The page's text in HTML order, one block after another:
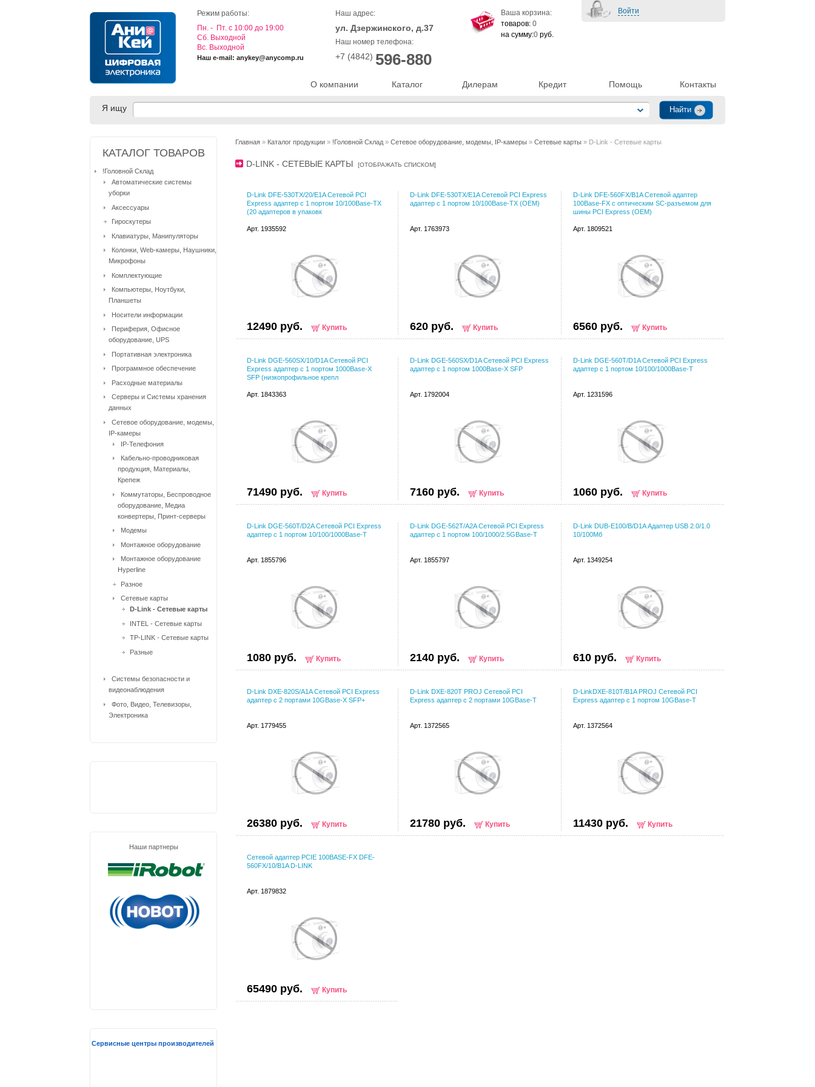
О компании Каталог Дилерам Кредит Помощь Контакты
Режим работы:
Пн. - Пт. с 10:00 до 19:00
Cб. Выходной
Вс. Выходной
Наш e-mail: anykey@anycomp.ru
Наш адрес:
ул. Дзержинского, д.37
Наш номер телефона:
+7 (4842) 596-880
Войти
Ваша корзина:
товаров: 0
на сумму:0 руб.
Я ищу
Главная » Каталог продукции » !Головной Склад » Сетевое оборудование, модемы, IP-камеры » Сетевые карты » D-Link - Сетевые карты
D-LINK - СЕТЕВЫЕ КАРТЫ [ОТОБРАЖАТЬ СПИСКОМ]
D-Link DFE-530TX/20/E1A Сетевой PCI
Express адаптер с 1 портом 10/100Base-TX
(20 адаптеров в упаковк
Арт. 1935592
12490 руб. Купить
D-Link DFE-530TX/E1A Сетевой PCI Express
адаптер с 1 портом 10/100Base-TX (OEM)
Арт. 1763973
620 руб. Купить
D-Link DFE-560FX/B1A Сетевой адаптер
100Base-FX с оптическим SC-разъемом для
шины PCI Express (OEM)
Арт. 1809521
6560 руб. Купить
D-Link DGE-560SX/10/D1A Сетевой PCI
Express адаптер с 1 портом 1000Base-X
SFP (низкопрофильное крепл
Арт. 1843363
71490 руб. Купить
D-Link DGE-560SX/D1A Сетевой PCI Express
адаптер с 1 портом 1000Base-X SFP
Арт. 1792004
7160 руб. Купить
D-Link DGE-560T/D1A Сетевой PCI Express
адаптер с 1 портом 10/100/1000Base-T
Арт. 1231596
1060 руб. Купить
D-Link DGE-560T/D2A Сетевой PCI Express
адаптер с 1 портом 10/100/1000Base-T
Арт. 1855796
1080 руб. Купить
D-Link DGE-562T/A2A Сетевой PCI Express
адаптер с 1 портом 100/1000/2.5GBase-T
Арт. 1855797
2140 руб. Купить
D-Link DUB-E100/B/D1A Адаптер USB 2.0/1.0
10/100Мб
Арт. 1349254
610 руб. Купить
D-Link DXE-820S/A1A Сетевой PCI Express
адаптер с 2 портами 10GBase-X SFP+
Арт. 1779455
26380 руб. Купить
D-Link DXE-820T PROJ Сетевой PCI
Express адаптер с 2 портами 10GBase-T
Арт. 1372565
21780 руб. Купить
D-LinkDXE-810T/B1A PROJ Сетевой PCI
Express адаптер с 1 портом 10GBase-T
Арт. 1372564
11430 руб. Купить
Сетевой адаптер PCIE 100BASE-FX DFE-
560FX/10/B1A D-LINK
Арт. 1879832
65490 руб. Купить
КАТАЛОГ ТОВАРОВ
!Головной Склад
Автоматические системы
уборки
Аксессуары
Гироскутеры
Клавиатуры, Манипуляторы
Колонки, Web-камеры, Наушники,
Микрофоны
Комплектующие
Компьютеры, Ноутбуки,
Планшеты
Носители информации
Периферия, Офисное
оборудование, UPS
Портативная электроника
Программное обеспечение
Расходные материалы
Серверы и Системы хранения
данных
Сетевое оборудование, модемы,
IP-камеры
IP-Телефония
Кабельно-проводниковая
продукция, Материалы,
Крепеж
Коммутаторы, Беспроводное
оборудование, Медиа
конвертеры, Принт-серверы
Модемы
Монтажное оборудование
Монтажное оборудование
Hyperline
Разное
Сетевые карты
D-Link - Сетевые карты
INTEL - Cетевые карты
TP-LINK - Сетевые карты
Разные
Системы безопасности и
видеонаблюдения
Фото, Видео, Телевизоры,
Электроника
Наши партнеры
Сервисные центры производителей